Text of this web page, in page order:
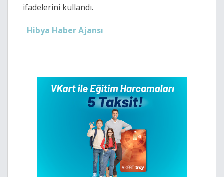
ifadelerini kullandı.
Hibya Haber Ajansı